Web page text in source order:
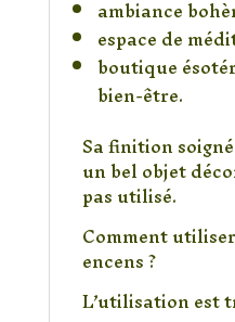
ambiance
espace de
boutique
bien-être.
Sa finition
un bel objet
pas utilisé.
Comment
encens ?
L’utilisation est